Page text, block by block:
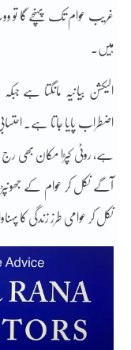
غریب عوام تک پہنچے گا
ہیں۔
الیکشن بیانیہ مانگتا ہے
اضطراب پایا جاتا ہے۔
ہے، روٹی کپڑا مکان بھی
آگے نکل کر عوام کے
نکل کر عوامی طرز زندگی کا